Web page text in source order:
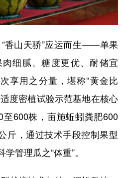
山天骄”应运而生——单果
细腻、糖度更优、耐储宜
享用之分量，堪称“黄金比
度密植试验示范基地在核心
600株，亩施蚯蚓粪肥600
斤，通过技术手段控制果型
管理瓜之“体重”。